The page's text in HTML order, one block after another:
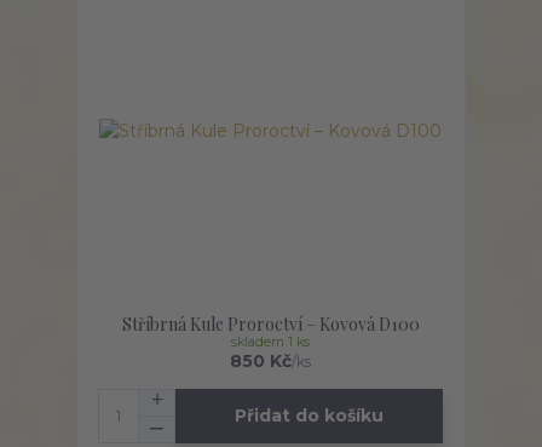
Stříbrná Kule Proroctví – Kovová D100
850 Kč/ks
skladem 1 ks
Přidat do košíku